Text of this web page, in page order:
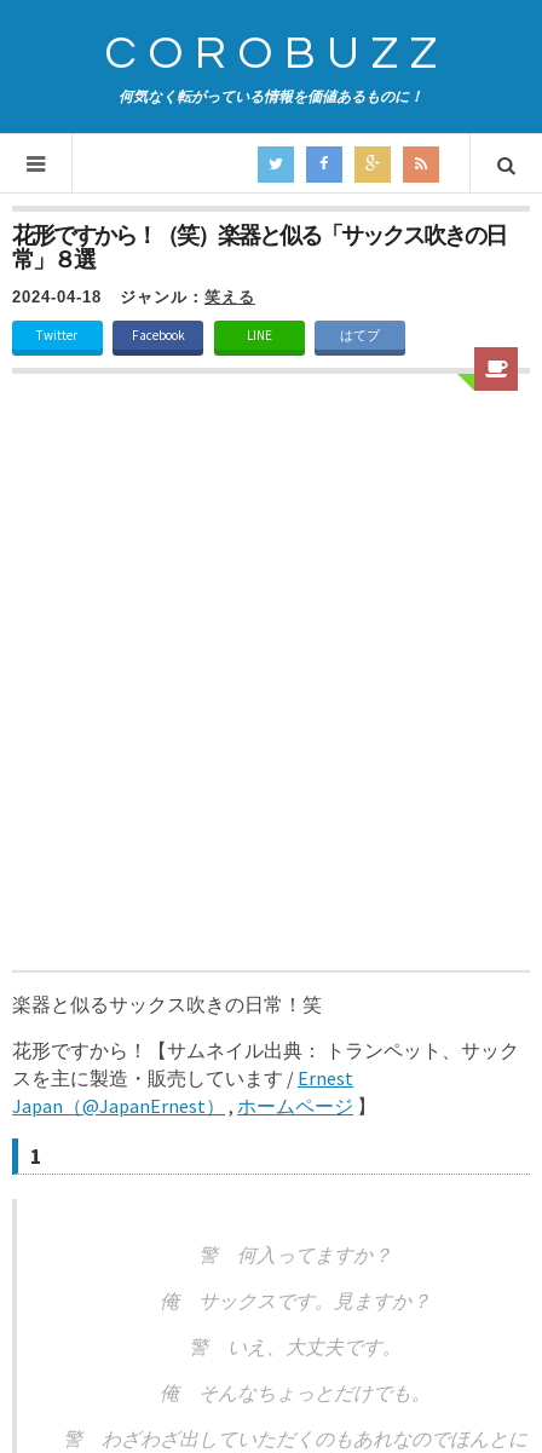
COROBUZZ
何気なく転がっている情報を価値あるものに！
花形ですから！（笑）楽器と似る「サックス吹きの日
常」８選
2024-04-18 ジャンル： 笑える
Twitter Facebook LINE はてブ
楽器と似るサックス吹きの日常！笑
花形ですから！【サムネイル出典： トランペット、サック
スを主に製造・販売しています / Ernest
Japan（@JapanErnest）
, ホームページ 】
1
警 何入ってますか？
俺 サックスです。見ますか？
警 いえ、大丈夫です。
俺 そんなちょっとだけでも。
警 わざわざ出していただくのもあれなのでほんとに